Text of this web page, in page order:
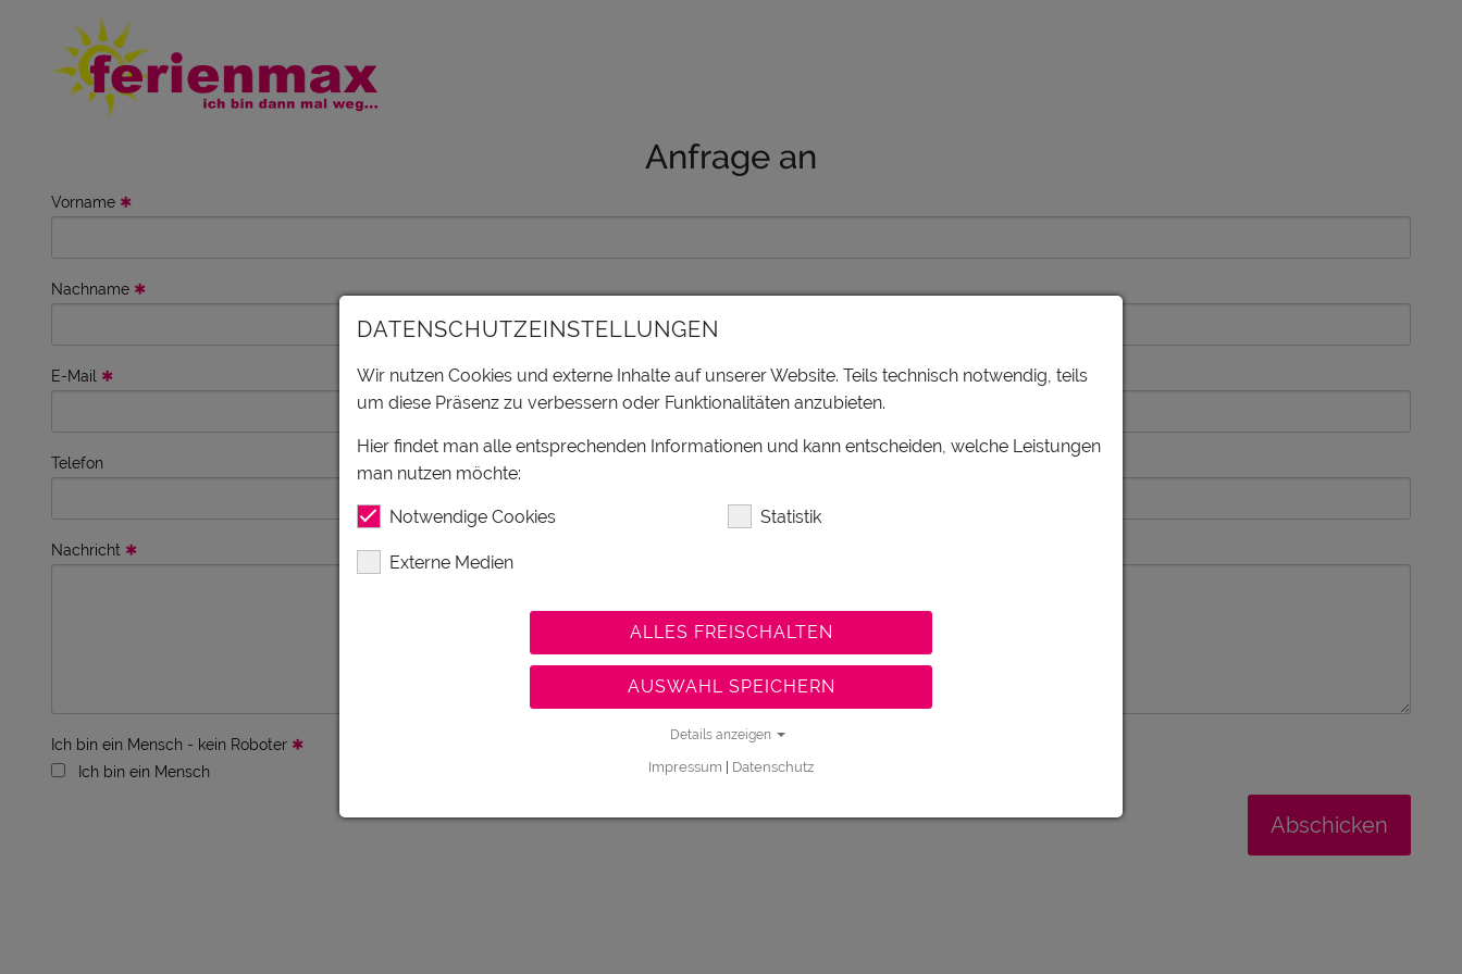
Anfrage an
Vorname
Nachname
E-Mail
Telefon
Nachricht
Ich bin ein Mensch - kein Roboter
Ich bin ein Mensch
DATENSCHUTZEINSTELLUNGEN
Wir nutzen Cookies und externe Inhalte auf unserer Website. Teils technisch notwendig, teils
um diese Präsenz zu verbessern oder Funktionalitäten anzubieten.
Hier findet man alle entsprechenden Informationen und kann entscheiden, welche Leistungen
man nutzen möchte:
Notwendige Cookies Statistik
Externe Medien
ALLES FREISCHALTEN
AUSWAHL SPEICHERN
Details anzeigen
Impressum Datenschutz